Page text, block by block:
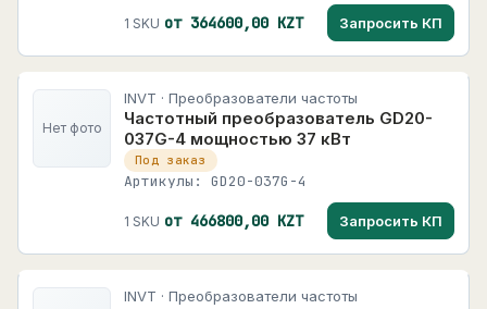
1 SKU от 364600,00 KZT Запросить КП
Нет фото
INVT · Преобразователи частоты
Частотный преобразователь GD20-
037G-4 мощностью 37 кВт
Под заказ
Артикулы: GD20-037G-4
1 SKU от 466800,00 KZT Запросить КП
INVT · Преобразователи частоты